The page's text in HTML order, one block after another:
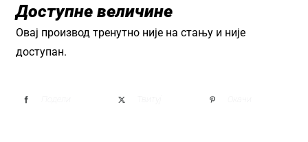
Доступне величине
Овај производ тренутно није на стању и није
доступан.